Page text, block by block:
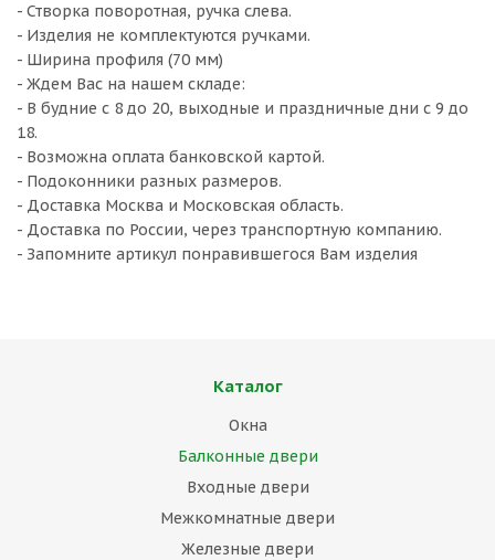
- Створка поворотная, ручка слева.
- Изделия не комплектуются ручками.
- Ширина профиля (70 мм)
- Ждем Вас на нашем складе:
- В будние с 8 до 20, выходные и праздничные дни с 9 до
18.
- Возможна оплата банковской картой.
- Подоконники разных размеров.
- Доставка Москва и Московская область.
- Доставка по России, через транспортную компанию.
- Запомните артикул понравившегося Вам изделия
Каталог
Окна
Балконные двери
Входные двери
Межкомнатные двери
Железные двери